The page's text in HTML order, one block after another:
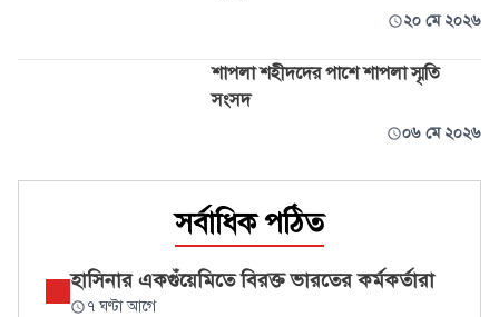
২০ মে ২০২৬
শাপলা শহীদদের পাশে শাপলা স্মৃতি
সংসদ
০৬ মে ২০২৬
সর্বাধিক পঠিত
হাসিনার একগুঁয়েমিতে বিরক্ত ভারতের কর্মকর্তারা
৭ ঘণ্টা আগে